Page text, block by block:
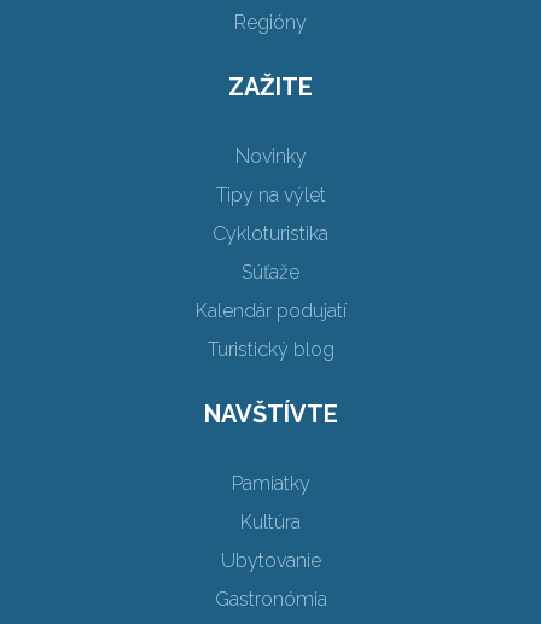
Regióny
ZAŽITE
Novinky
Tipy na výlet
Cykloturistika
Súťaže
Kalendár podujatí
Turistický blog
NAVŠTÍVTE
Pamiatky
Kultúra
Ubytovanie
Gastronómia